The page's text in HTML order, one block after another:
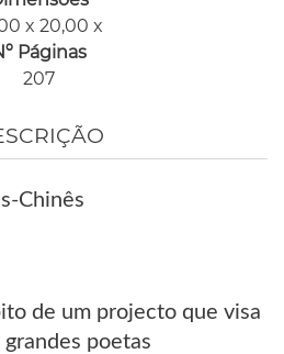
x 20,00 x
Páginas
207
Chinês
de um projecto que visa
poetas